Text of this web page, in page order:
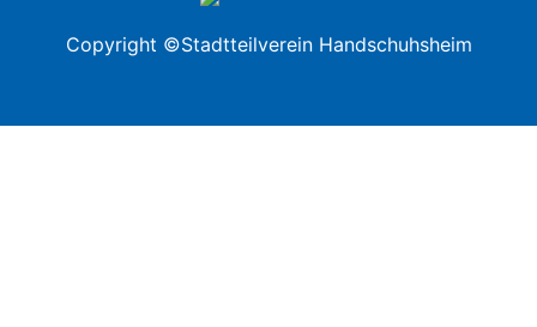
Copyright ©Stadtteilverein Handschuhsheim